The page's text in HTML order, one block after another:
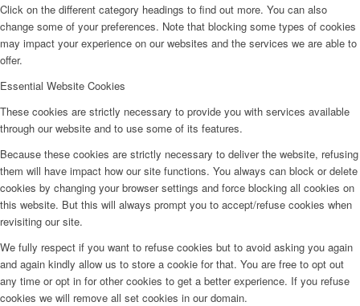
Click on the different category headings to find out more. You can also
change some of your preferences. Note that blocking some types of cookies
may impact your experience on our websites and the services we are able to
offer.
Essential Website Cookies
These cookies are strictly necessary to provide you with services available
through our website and to use some of its features.
Because these cookies are strictly necessary to deliver the website, refusing
them will have impact how our site functions. You always can block or delete
cookies by changing your browser settings and force blocking all cookies on
this website. But this will always prompt you to accept/refuse cookies when
revisiting our site.
We fully respect if you want to refuse cookies but to avoid asking you again
and again kindly allow us to store a cookie for that. You are free to opt out
any time or opt in for other cookies to get a better experience. If you refuse
cookies we will remove all set cookies in our domain.